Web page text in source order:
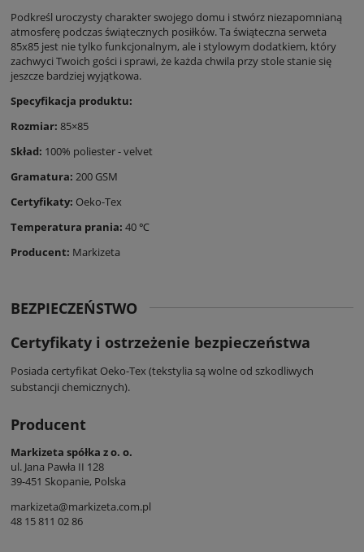
Podkreśl uroczysty charakter swojego domu i stwórz niezapomnianą
atmosferę podczas świątecznych posiłków. Ta świąteczna serweta
85x85 jest nie tylko funkcjonalnym, ale i stylowym dodatkiem, który
zachwyci Twoich gości i sprawi, że każda chwila przy stole stanie się
jeszcze bardziej wyjątkowa.
Specyfikacja produktu:
Rozmiar: 85×85
Skład: 100% poliester - velvet
Gramatura: 200 GSM
Certyfikaty: Oeko-Tex
Temperatura prania: 40 ℃
Producent: Markizeta
BEZPIECZEŃSTWO
Certyfikaty i ostrzeżenie bezpieczeństwa
Posiada certyfikat Oeko-Tex (tekstylia są wolne od szkodliwych
substancji chemicznych).
Producent
Markizeta spółka z o. o.
ul. Jana Pawła II 128
39-451 Skopanie, Polska
markizeta@markizeta.com.pl
48 15 811 02 86